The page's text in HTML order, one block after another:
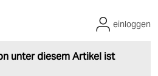
unter diesem Artikel ist
einloggen